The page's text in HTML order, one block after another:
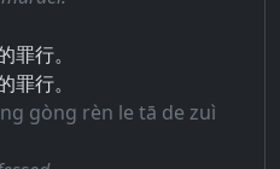
行。
行。
gòng rèn le tā de zuì